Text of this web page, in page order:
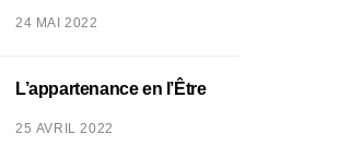
24 MAI 2022
L’appartenance en l’Être
25 AVRIL 2022